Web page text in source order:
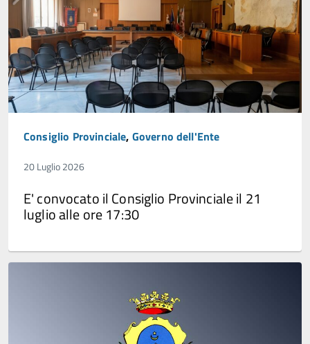
Consiglio Provinciale, Governo dell'Ente
20 Luglio 2026
E' convocato il Consiglio Provinciale il 21
luglio alle ore 17:30